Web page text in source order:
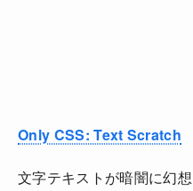
Only CSS: Text Scratch
文字テキストが暗闇に幻